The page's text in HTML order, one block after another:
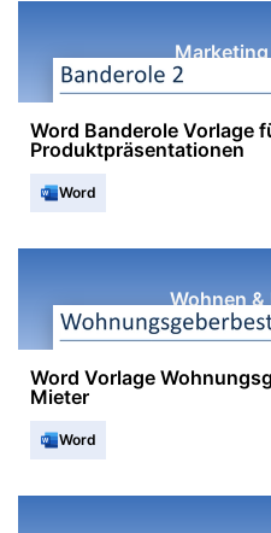
Word Banderole Vorlage
Produktpräsentationen
Word
Wohnen
Word Vorlage
Mieter
Word